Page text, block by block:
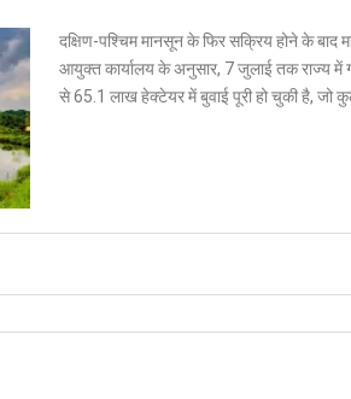
दक्षिण-पश्चिम मानसून के फिर सक्रिय होने के बाद
आयुक्त कार्यालय के अनुसार, 7 जुलाई तक राज्य
से 65.1 लाख हेक्टेयर में बुवाई पूरी हो चुकी है, जो